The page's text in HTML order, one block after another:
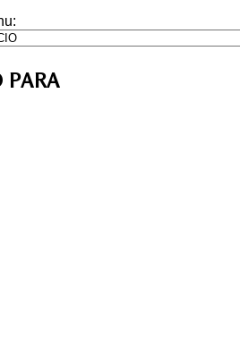
PARA